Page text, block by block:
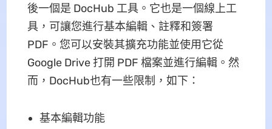
後一個是 DocHub 工具。它也是一個線上工
具，可讓您進行基本編輯、註釋和簽署
PDF。您可以安裝其擴充功能並使用它從
Google Drive 打開 PDF 檔案並進行編輯。然
而，DocHub也有一些限制，如下：
基本編輯功能